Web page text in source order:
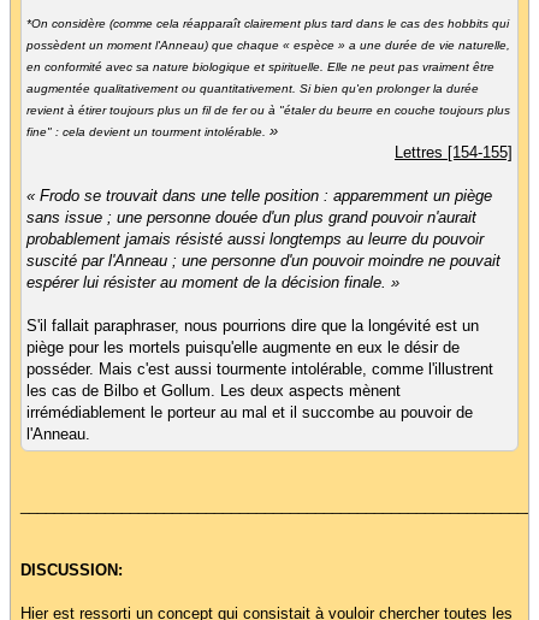
*On considère (comme cela réapparaît clairement plus tard dans le cas des hobbits qui
possèdent un moment l'Anneau) que chaque « espèce » a une durée de vie naturelle,
en conformité avec sa nature biologique et spirituelle. Elle ne peut pas vraiment être
augmentée qualitativement ou quantitativement. Si bien qu'en prolonger la durée
revient à étirer toujours plus un fil de fer ou à "étaler du beurre en couche toujours plus
fine" : cela devient un tourment intolérable. »
Lettres [154-155]
« Frodo se trouvait dans une telle position : apparemment un piège
sans issue ; une personne douée d'un plus grand pouvoir n'aurait
probablement jamais résisté aussi longtemps au leurre du pouvoir
suscité par l'Anneau ; une personne d'un pouvoir moindre ne pouvait
espérer lui résister au moment de la décision finale. »
S'il fallait paraphraser, nous pourrions dire que la longévité est un
piège pour les mortels puisqu'elle augmente en eux le désir de
posséder. Mais c'est aussi tourmente intolérable, comme l'illustrent
les cas de Bilbo et Gollum. Les deux aspects mènent
irrémédiablement le porteur au mal et il succombe au pouvoir de
l'Anneau.
DISCUSSION:
Hier est ressorti un concept qui consistait à vouloir chercher toutes les